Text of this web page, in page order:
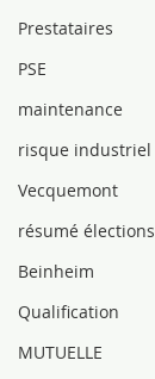
Prestataires
PSE
maintenance
risque industriel
Vecquemont
résumé élections
Beinheim
Qualification
MUTUELLE